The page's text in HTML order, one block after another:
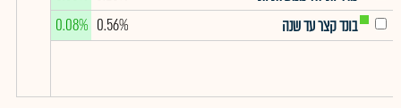
בונד קצר עד שנה
0.56%
0.08%